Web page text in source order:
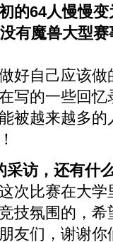
的64人慢慢
有魔兽大型
自己应该做
写的一些回
被越来越多
访，还有什
比赛在大学
技氛围的，
友们，谢谢